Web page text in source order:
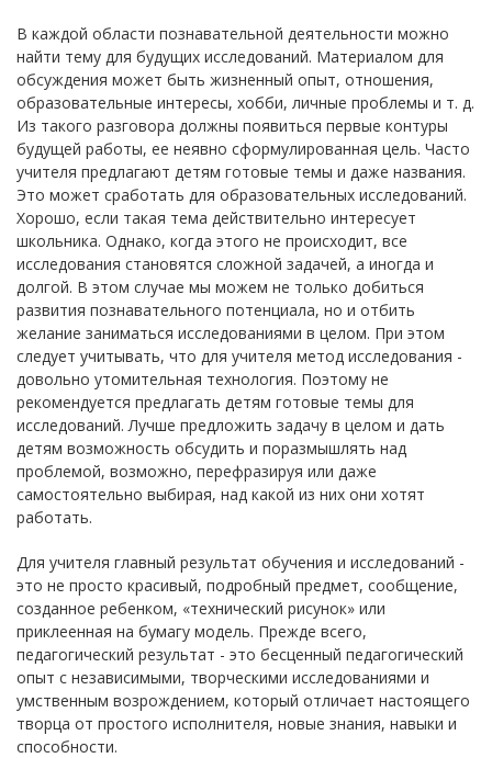
В каждой области познавательной деятельности можно
найти тему для будущих исследований. Материалом для
обсуждения может быть жизненный опыт, отношения,
образовательные интересы, хобби, личные проблемы и т. д.
Из такого разговора должны появиться первые контуры
будущей работы, ее неявно сформулированная цель. Часто
учителя предлагают детям готовые темы и даже названия.
Это может сработать для образовательных исследований.
Хорошо, если такая тема действительно интересует
школьника. Однако, когда этого не происходит, все
исследования становятся сложной задачей, а иногда и
долгой. В этом случае мы можем не только добиться
развития познавательного потенциала, но и отбить
желание заниматься исследованиями в целом. При этом
следует учитывать, что для учителя метод исследования -
довольно утомительная технология. Поэтому не
рекомендуется предлагать детям готовые темы для
исследований. Лучше предложить задачу в целом и дать
детям возможность обсудить и поразмышлять над
проблемой, возможно, перефразируя или даже
самостоятельно выбирая, над какой из них они хотят
работать.
Для учителя главный результат обучения и исследований -
это не просто красивый, подробный предмет, сообщение,
созданное ребенком, «технический рисунок» или
приклеенная на бумагу модель. Прежде всего,
педагогический результат - это бесценный педагогический
опыт с независимыми, творческими исследованиями и
умственным возрождением, который отличает настоящего
творца от простого исполнителя, новые знания, навыки и
способности.